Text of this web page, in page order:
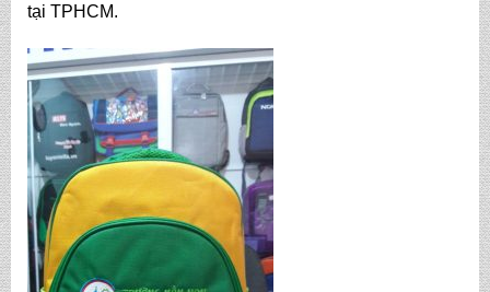
tại TPHCM.